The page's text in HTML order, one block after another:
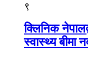
९
क्लिनिक
स्वास्थ्य बीमा